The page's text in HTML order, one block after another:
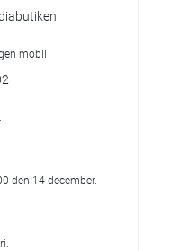
mobil
den 14 december.